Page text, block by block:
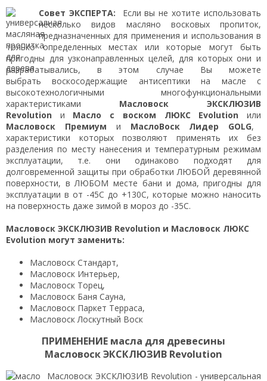
Совет ЭКСПЕРТА:
Если вы не хотите использовать
несколько видов масляно восковых пропиток,
предназначенных для применения и использования в
только определенных местах или которые могут быть
пригодны для узконаправленных целей, для которых они и
разрабатывались, в этом случае Вы можете
выбрать воскосодержащие антисептики на масле с
высокотехнологичными многофункциональными
характеристиками Масловоск ЭКСКЛЮЗИВ
Revolution и Масло с воском ЛЮКС Evolutionили
Масловоск Премиум и МаслоВоск Лидер GOLG,
характеристики которых позволяют применять их без
разделения по месту нанесения и температурным режимам
эксплуатации, т.е. они одинаково подходят для
долговременной защиты при обработки ЛЮБОЙ деревянной
поверхности, в ЛЮБОМ месте бани и дома, пригодны для
эксплуатации в от -45С до +130С, которые можно наносить
на поверхность даже зимой в мороз до -35С.
Масловоск ЭКСКЛЮЗИВ Revolution и Масловоск ЛЮКС
Evolution могут заменить:
Масловоск Стандарт,
Масловоск Интерьер,
Масловоск Торец,
Масловоск Баня Сауна,
Масловоск Паркет Терраса,
Масловоск Лоскутный Воск
ПРИМЕНЕНИЕ масла для древесины
Масловоск ЭКСКЛЮЗИВ Revolution
Масловоск ЭКСКЛЮЗИВ Revolution - универсальная